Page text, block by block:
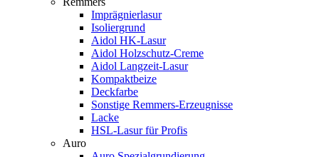
Imprägnierlasur
Isoliergrund
Aidol HK-Lasur
Aidol Holzschutz-Creme
Aidol Langzeit-Lasur
Kompaktbeize
Deckfarbe
Sonstige Remmers-Erzeugnisse
Lacke
HSL-Lasur für Profis
Auro